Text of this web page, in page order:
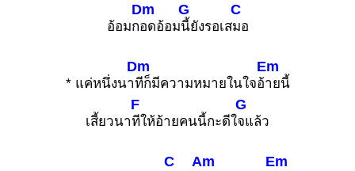
อ้อมก
Dm
อดอ้อม
G
นี้ยังรอเส
C
มอ
* แค่หนึ่งนา
Dm
ทีก็มีความหมายในใจอ้
Em
ายนี้
เสี้ยวนา
F
ทีให้อ้ายคนนี้กะดีใ
G
จแล้ว
C Am Em